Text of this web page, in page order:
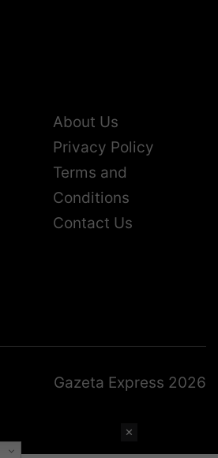
About Us
Privacy Policy
Terms and
Conditions
Contact Us
Gazeta Express 2026
✕